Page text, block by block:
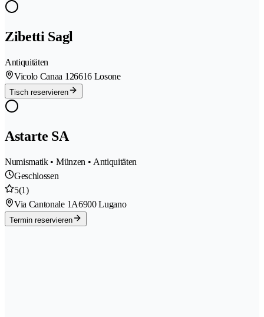
Zibetti Sagl
Antiquitäten
Vicolo Canaa 126616 Losone
Tisch reservieren
Astarte SA
Numismatik • Münzen • Antiquitäten
Geschlossen
5(1)
Via Cantonale 1A6900 Lugano
Termin reservieren